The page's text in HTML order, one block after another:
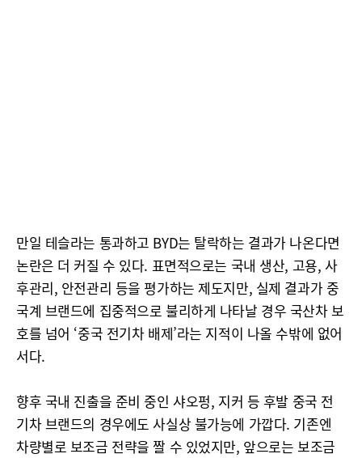
만일 테슬라는 통과하고 BYD는 탈락하는 결과가 나온다면
논란은 더 커질 수 있다. 표면적으로는 국내 생산, 고용, 사
후관리, 안전관리 등을 평가하는 제도지만, 실제 결과가 중
국계 브랜드에 집중적으로 불리하게 나타날 경우 국산차 보
호를 넘어 ‘중국 전기차 배제’라는 지적이 나올 수밖에 없어
서다.
향후 국내 진출을 준비 중인 샤오펑, 지커 등 후발 중국 전
기차 브랜드의 경우에도 사실상 불가능에 가깝다. 기존엔
차량별로 보조금 전략을 짤 수 있었지만, 앞으로는 보조금